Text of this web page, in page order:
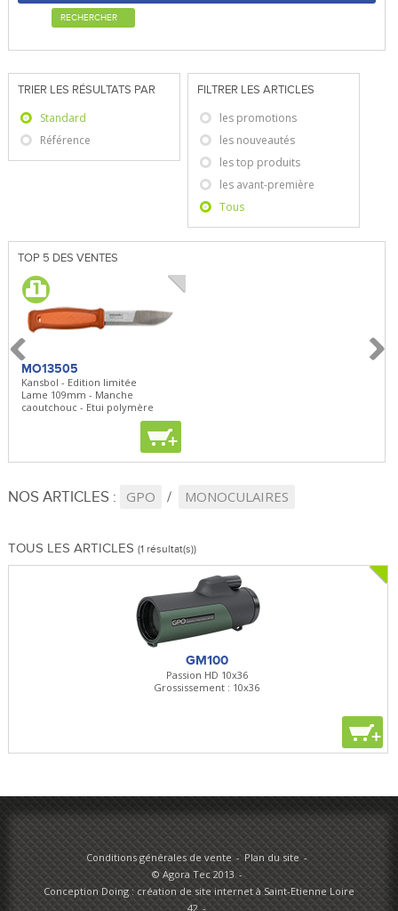
RECHERCHER
TRIER LES RÉSULTATS PAR
Standard
Référence
FILTRER LES ARTICLES
les promotions
les nouveautés
les top produits
les avant-première
Tous
TOP 5 DES VENTES
MO13505
Kansbol - Edition limitée
Lame 109mm - Manche
caoutchouc - Etui polymère
+
NOS ARTICLES : GPO MONOCULAIRES
TOUS LES ARTICLES (1 résultat(s))
GM100
Passion HD 10x36
Grossissement : 10x36
+
Conditions générales de vente
Plan du site
© Agora Tec 2013
Conception Doing : création de site internet à Saint-Etienne Loire
42